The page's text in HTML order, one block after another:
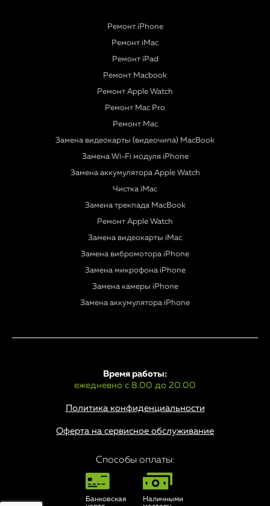
Ремонт iPhone
Ремонт iMac
Ремонт iPad
Ремонт Macbook
Ремонт Apple Watch
Ремонт Mac Pro
Ремонт Mac
Замена видеокарты (видеочипа) MacBook
Замена Wi-Fi модуля iPhone
Замена аккумулятора Apple Watch
Чистка iMac
Замена трекпада MacBook
Ремонт Apple Watch
Замена видеокарты iMac
Замена вибромотора iPhone
Замена микрофона iPhone
Замена камеры iPhone
Замена аккумулятора iPhone
Политика конфиденциальности
Время работы:
ежедневно с 8.00 до 20.00
Оферта на сервисное обслуживание
Способы оплаты:
Банковская
Наличными